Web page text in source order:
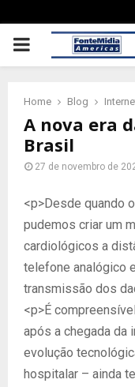
PRIMARY
Home Blog
A nova era
Brasil
27 de novembro de
<p>Desde quando
pudemos criar um
cardiológicos a
telefone analógico
transmissão dos
<p>É
após a chegada da
evolução
hospitalar – ainda